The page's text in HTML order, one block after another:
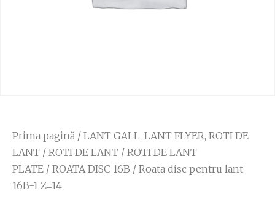
Prima pagină / LANT GALL, LANT FLYER, ROTI DE
LANT / ROTI DE LANT / ROTI DE LANT
PLATE / ROATA DISC 16B / Roata disc pentru lant
16B-1 Z=14